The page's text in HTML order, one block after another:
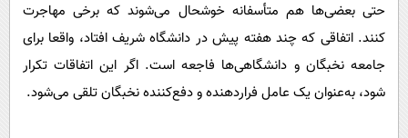
حتی بعضی‌ها هم متأسفانه خوشحال می‌شوند که برخی مهاجرت
کنند. اتفاقی که چند هفته پیش در دانشگاه شریف افتاد، واقعا برای
جامعه نخبگان و دانشگاهی‌ها فاجعه است. اگر این اتفاقات تکرار
شود، به‌عنوان یک عامل فراردهنده و دفع‌کننده نخبگان تلقی می‌شود.